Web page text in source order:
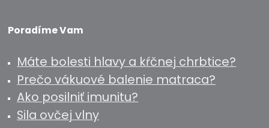
Poradíme Vam
Máte bolesti hlavy a kŕčnej chrbtice?
Prečo vákuové balenie matraca?
Ako posilniť imunitu?
Sila ovčej vlny